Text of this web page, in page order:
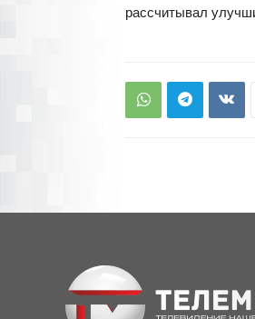
рассчитывал